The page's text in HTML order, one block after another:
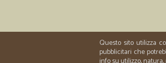
Questo sito utilizza
pubblicitari che